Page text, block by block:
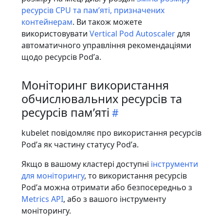
ресурсів CPU та памʼяті, призначених
контейнерам. Ви також можете
використовувати Vertical Pod Autoscalerдля
автоматичного управління рекомендаціями
щодо ресурсів Podʼа.
Моніторинг використання
обчислювальних ресурсів та
ресурсів памʼяті
kubelet повідомляє про використання ресурсів
Podʼа як частину статусу Podʼа.
Якщо в вашому кластері доступні інструменти
для моніторингу, то використання ресурсів
Podʼа можна отримати або безпосередньо з
Metrics API, або з вашого інструменту
моніторингу.